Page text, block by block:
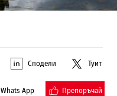
Сподели Туит
Whats App Препоръчай